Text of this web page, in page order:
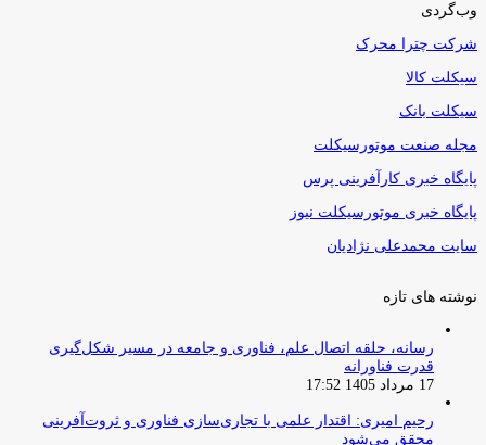
وب‌گردی
شرکت چترا محرک
سیکلت کالا
سیکلت بانک
مجله صنعت موتورسیکلت
پایگاه خبری کارآفرینی پرس
پایگاه خبری موتورسیکلت نیوز
سایت محمدعلی نژادیان
نوشته های تازه
رسانه، حلقه اتصال علم، فناوری و جامعه در مسیر شکل‌گیری
قدرت فناورانه
17 مرداد 1405 17:52
رحیم امیری: اقتدار علمی با تجاری‌سازی فناوری و ثروت‌آفرینی
محقق می‌شود